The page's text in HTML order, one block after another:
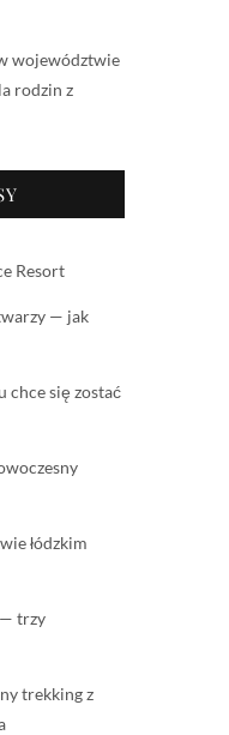
województwie
rodzin z
Resort
— jak
chce się zostać
łódzkim
— trzy
trekking z